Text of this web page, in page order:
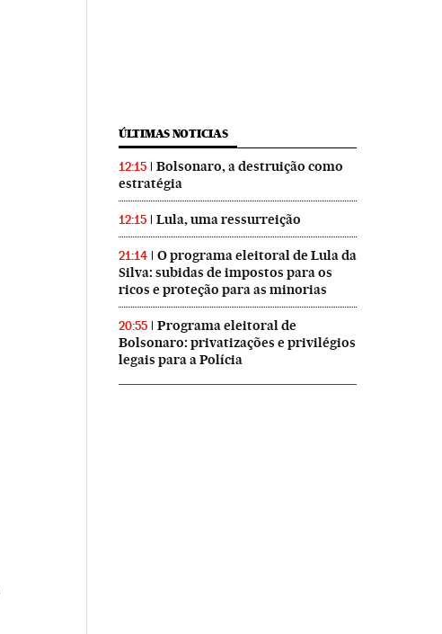
ÚLTIMAS NOTICIAS
12:15
Bolsonaro, a destruição como
estratégia
12:15 Lula, uma ressurreição
21:14
O programa eleitoral de Lula da
Silva: subidas de impostos para os
ricos e proteção para as minorias
20:55
Programa eleitoral de
Bolsonaro: privatizações e privilégios
legais para a Polícia